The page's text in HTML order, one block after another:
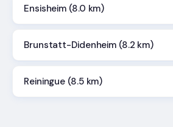
Ensisheim (8.0 km)
Brunstatt-Didenheim (8.2 km)
Reiningue (8.5 km)